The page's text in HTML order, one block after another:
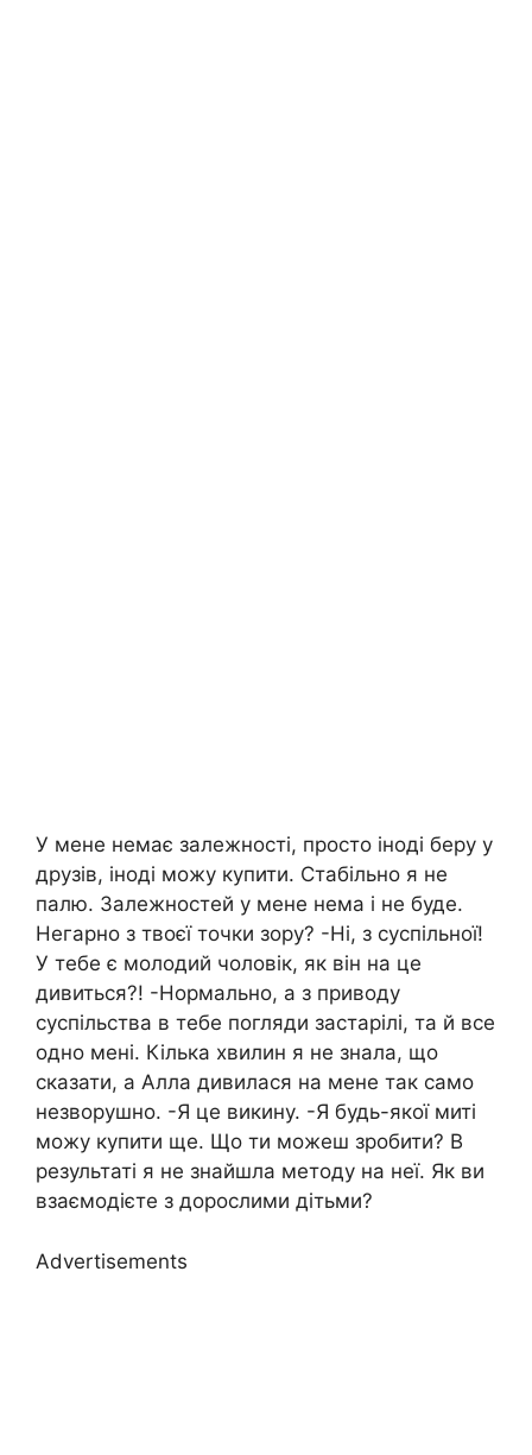
У мене немає залежності, просто іноді беру у
друзів, іноді можу купити. Стабільно я не
палю. Залежностей у мене нема і не буде.
Негарно з твоєї точки зору? -Ні, з суспільної!
У тебе є молодий чоловік, як він на це
дивиться?! -Нормально, а з приводу
суспільства в тебе погляди застарілі, та й все
одно мені. Кілька хвилин я не знала, що
сказати, а Алла дивилася на мене так само
незворушно. -Я це викину. -Я будь-якої миті
можу купити ще. Що ти можеш зробити? В
результаті я не знайшла методу на неї. Як ви
взаємодієте з дорослими дітьми?
Advertisements